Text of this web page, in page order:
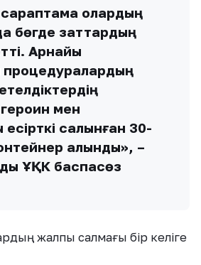
сараптама олардың
бөгде заттардың
Арнайы
процедуралардың
мен
есірткі салынған 30-
алынды», –
ҰҚК баспасөз
жалпы салмағы бір келіге